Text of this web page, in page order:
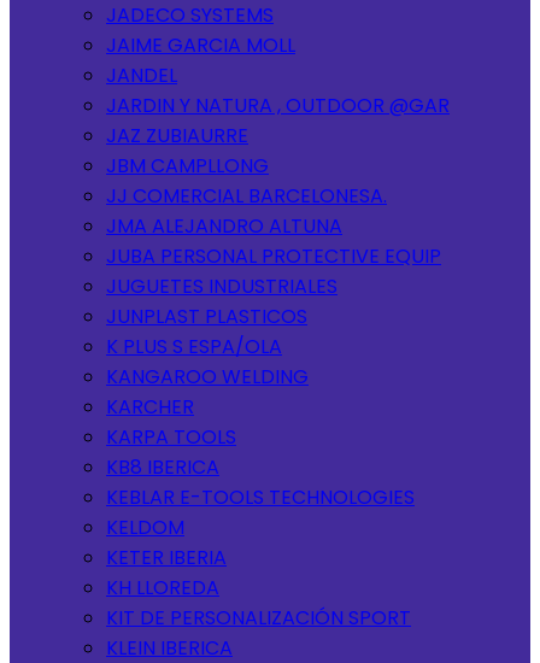
JADECO SYSTEMS
JAIME GARCIA MOLL
JANDEL
JARDIN Y NATURA , OUTDOOR @GAR
JAZ ZUBIAURRE
JBM CAMPLLONG
JJ COMERCIAL BARCELONESA.
JMA ALEJANDRO ALTUNA
JUBA PERSONAL PROTECTIVE EQUIP
JUGUETES INDUSTRIALES
JUNPLAST PLASTICOS
K PLUS S ESPA/OLA
KANGAROO WELDING
KARCHER
KARPA TOOLS
KB8 IBERICA
KEBLAR E-TOOLS TECHNOLOGIES
KELDOM
KETER IBERIA
KH LLOREDA
KIT DE PERSONALIZACIÓN SPORT
KLEIN IBERICA